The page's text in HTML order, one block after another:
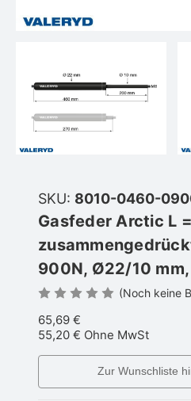
SKU: 8010-0460-
Gasfeder Arctic L
900N, Ø22/10
(Noch keine
65,69 €
55,20 € Ohne MwSt
Zur Wunschliste